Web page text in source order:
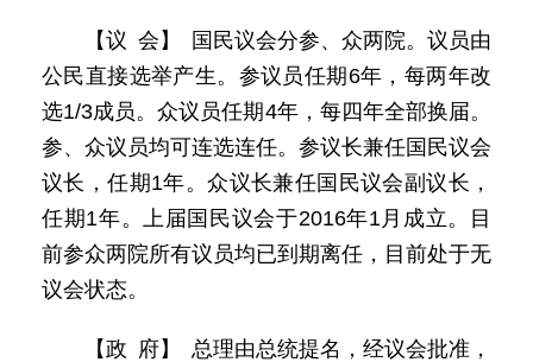
【议 会】 国民议会分参、众两院。议员由
公民直接选举产生。参议员任期6年，每两年改
选1/3成员。众议员任期4年，每四年全部换届。
参、众议员均可连选连任。参议长兼任国民议会
议长，任期1年。众议长兼任国民议会副议长，
任期1年。上届国民议会于2016年1月成立。目
前参众两院所有议员均已到期离任，目前处于无
议会状态。
【政 府】 总理由总统提名，经议会批准，